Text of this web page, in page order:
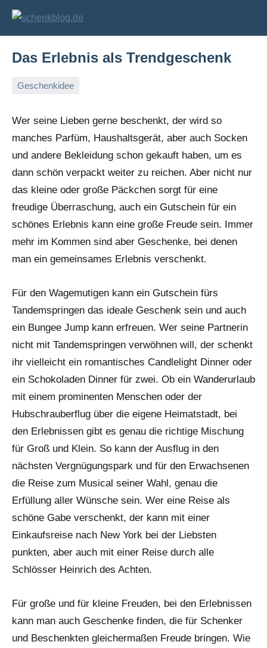
Zum
Inhalt
und
Geschenkideen
Das Erlebnis als Trendgeschenk
Geschenkidee
2011
Wer seine Lieben gerne beschenkt, der wird so
manches Parfüm, Haushaltsgerät, aber auch Socken
und andere Bekleidung schon gekauft haben, um es
dann schön verpackt weiter zu reichen. Aber nicht nur
das kleine oder große Päckchen sorgt für eine
freudige Überraschung, auch ein Gutschein für ein
schönes Erlebnis kann eine große Freude sein. Immer
mehr im Kommen sind aber Geschenke, bei denen
man ein gemeinsames Erlebnis verschenkt.
Für den Wagemutigen kann ein Gutschein fürs
Tandemspringen das ideale Geschenk sein und auch
ein Bungee Jump kann erfreuen. Wer seine Partnerin
nicht mit Tandemspringen verwöhnen will, der schenkt
ihr vielleicht ein romantisches Candlelight Dinner oder
ein Schokoladen Dinner für zwei. Ob ein Wanderurlaub
mit einem prominenten Menschen oder der
Hubschrauberflug über die eigene Heimatstadt, bei
den Erlebnissen gibt es genau die richtige Mischung
für Groß und Klein. So kann der Ausflug in den
nächsten Vergnügungspark und für den Erwachsenen
die Reise zum Musical seiner Wahl, genau die
Erfüllung aller Wünsche sein. Wer eine Reise als
schöne Gabe verschenkt, der kann mit einer
Einkaufsreise nach New York bei der Liebsten
punkten, aber auch mit einer Reise durch alle
Schlösser Heinrich des Achten.
Für große und für kleine Freuden, bei den Erlebnissen
kann man auch Geschenke finden, die für Schenker
und Beschenkten gleichermaßen Freude bringen. Wie